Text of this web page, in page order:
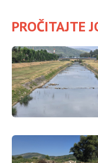
PROČITAJTE